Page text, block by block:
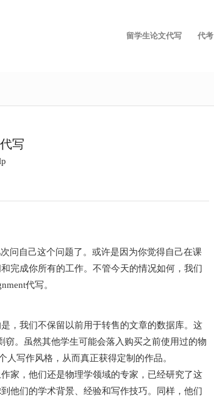
留学生论文代写 代考
写
问自己这个问题了。或许是因为你觉得自己在课
完成你所有的工作。不管今天的情况如何，我们
代写。
，我们不保留以前用于转售的文章的数据库。这
。虽然其他学生可能会落入购买之前使用过的物
人写作风格，从而真正获得定制的作品。
家，他们还是物理学领域的专家，已经研究了这
他们的学术背景、经验和写作技巧。同样，他们